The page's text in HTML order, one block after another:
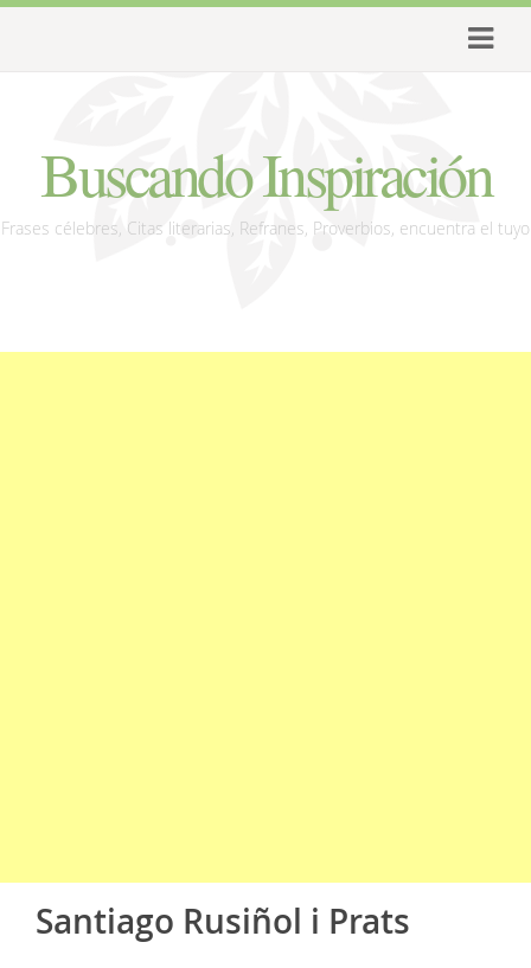
Buscando Inspiración
Frases célebres, Citas literarias, Refranes, Proverbios, encuentra el tuyo
Santiago Rusiñol i Prats